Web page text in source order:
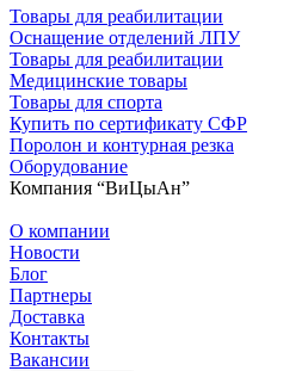
Товары для реабилитации
Оснащение отделений ЛПУ
Товары для реабилитации
Медицинские товары
Товары для спорта
Купить по сертификату СФР
Поролон и контурная резка
Оборудование
Компания “ВиЦыАн”
О компании
Новости
Блог
Партнеры
Доставка
Контакты
Вакансии